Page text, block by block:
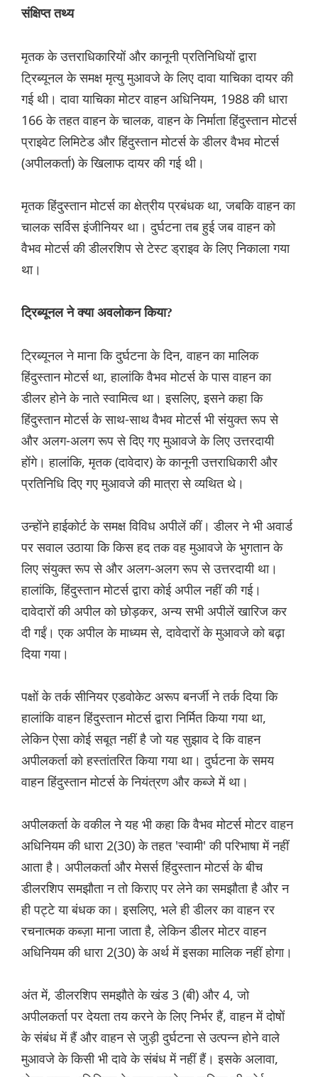
संक्षिप्त तथ्य
मृतक के उत्तराधिकारियों और कानूनी प्रतिनिधियों द्वारा
ट्रिब्यूनल के समक्ष मृत्यु मुआवजे के लिए दावा याचिका दायर की
गई थी। दावा याचिका मोटर वाहन अधिनियम, 1988 की धारा
166 के तहत वाहन के चालक, वाहन के निर्माता हिंदुस्तान मोटर्स
प्राइवेट लिमिटेड और हिंदुस्तान मोटर्स के डीलर वैभव मोटर्स
(अपीलकर्ता) के खिलाफ दायर की गई थी।
मृतक हिंदुस्तान मोटर्स का क्षेत्रीय प्रबंधक था, जबकि वाहन का
चालक सर्विस इंजीनियर था। दुर्घटना तब हुई जब वाहन को
वैभव मोटर्स की डीलरशिप से टेस्ट ड्राइव के लिए निकाला गया
था।
ट्रिब्यूनल ने क्या अवलोकन किया?
ट्रिब्यूनल ने माना कि दुर्घटना के दिन, वाहन का मालिक
हिंदुस्तान मोटर्स था, हालांकि वैभव मोटर्स के पास वाहन का
डीलर होने के नाते स्वामित्व था। इसलिए, इसने कहा कि
हिंदुस्तान मोटर्स के साथ-साथ वैभव मोटर्स भी संयुक्त रूप से
और अलग-अलग रूप से दिए गए मुआवजे के लिए उत्तरदायी
होंगे। हालांकि, मृतक (दावेदार) के कानूनी उत्तराधिकारी और
प्रतिनिधि दिए गए मुआवजे की मात्रा से व्यथित थे।
उन्होंने हाईकोर्ट के समक्ष विविध अपीलें कीं। डीलर ने भी अवार्ड
पर सवाल उठाया कि किस हद तक वह मुआवजे के भुगतान के
लिए संयुक्त रूप से और अलग-अलग रूप से उत्तरदायी था।
हालांकि, हिंदुस्तान मोटर्स द्वारा कोई अपील नहीं की गई।
दावेदारों की अपील को छोड़कर, अन्य सभी अपीलें खारिज कर
दी गईं। एक अपील के माध्यम से, दावेदारों के मुआवजे को बढ़ा
दिया गया।
पक्षों के तर्क सीनियर एडवोकेट अरूप बनर्जी ने तर्क दिया कि
हालांकि वाहन हिंदुस्तान मोटर्स द्वारा निर्मित किया गया था,
लेकिन ऐसा कोई सबूत नहीं है जो यह सुझाव दे कि वाहन
अपीलकर्ता को हस्तांतरित किया गया था। दुर्घटना के समय
वाहन हिंदुस्तान मोटर्स के नियंत्रण और कब्जे में था।
अपीलकर्ता के वकील ने यह भी कहा कि वैभव मोटर्स मोटर वाहन
अधिनियम की धारा 2(30) के तहत 'स्वामी' की परिभाषा में नहीं
आता है। अपीलकर्ता और मेसर्स हिंदुस्तान मोटर्स के बीच
डीलरशिप समझौता न तो किराए पर लेने का समझौता है और न
ही पट्टे या बंधक का। इसलिए, भले ही डीलर का वाहन रर
रचनात्मक कब्ज़ा माना जाता है, लेकिन डीलर मोटर वाहन
अधिनियम की धारा 2(30) के अर्थ में इसका मालिक नहीं होगा।
अंत में, डीलरशिप समझौते के खंड 3 (बी) और 4, जो
अपीलकर्ता पर देयता तय करने के लिए निर्भर हैं, वाहन में दोषों
के संबंध में हैं और वाहन से जुड़ी दुर्घटना से उत्पन्न होने वाले
मुआवजे के किसी भी दावे के संबंध में नहीं हैं। इसके अलावा,